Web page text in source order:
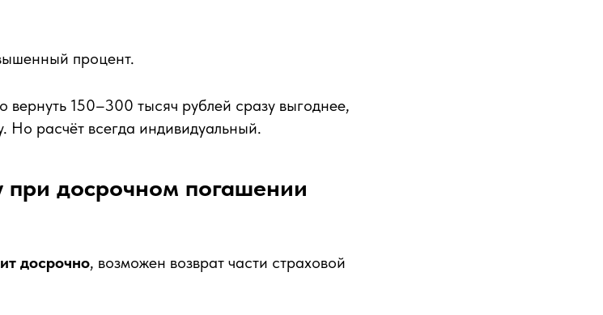
процент.
вернуть 150–300 тысяч рублей сразу выгоднее,
Но расчёт всегда индивидуальный.
при досрочном погашении
досрочно, возможен возврат части страховой